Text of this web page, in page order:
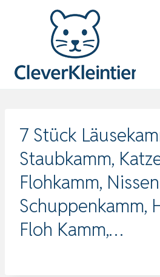
7 Stück
Staubkamm,
Flohkamm,
Schuppenkamm,
Floh Kamm,…